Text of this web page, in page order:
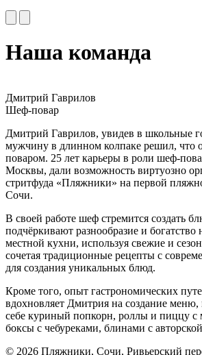
Наша команда
Дмитрий Гаврилов
Шеф-повар
Дмитрий Гаврилов, увидев в школьные
мужчину в длинном колпаке решил, что
поваром. 25 лет карьеры в роли шеф-
Москвы, дали возможность виртуозно
стритфуда «Пляжники» на первой
Сочи.
В своей работе шеф стремится создать
подчёркивают разнообразие и
местной кухни, используя свежие и
сочетая традиционные рецепты с
для создания уникальных блюд.
Кроме того, опыт гастрономических
вдохновляет Дмитрия на создание меню,
себе куриный попкорн, роллы и пиццу с
боксы с чебуреками, блинами с
© 2026 Пляжники, Сочи, Ривьерский